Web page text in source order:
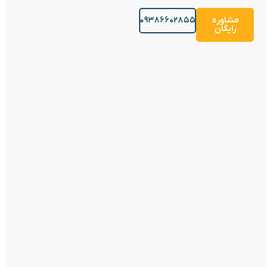
مشاوره
رایگان
09386602855